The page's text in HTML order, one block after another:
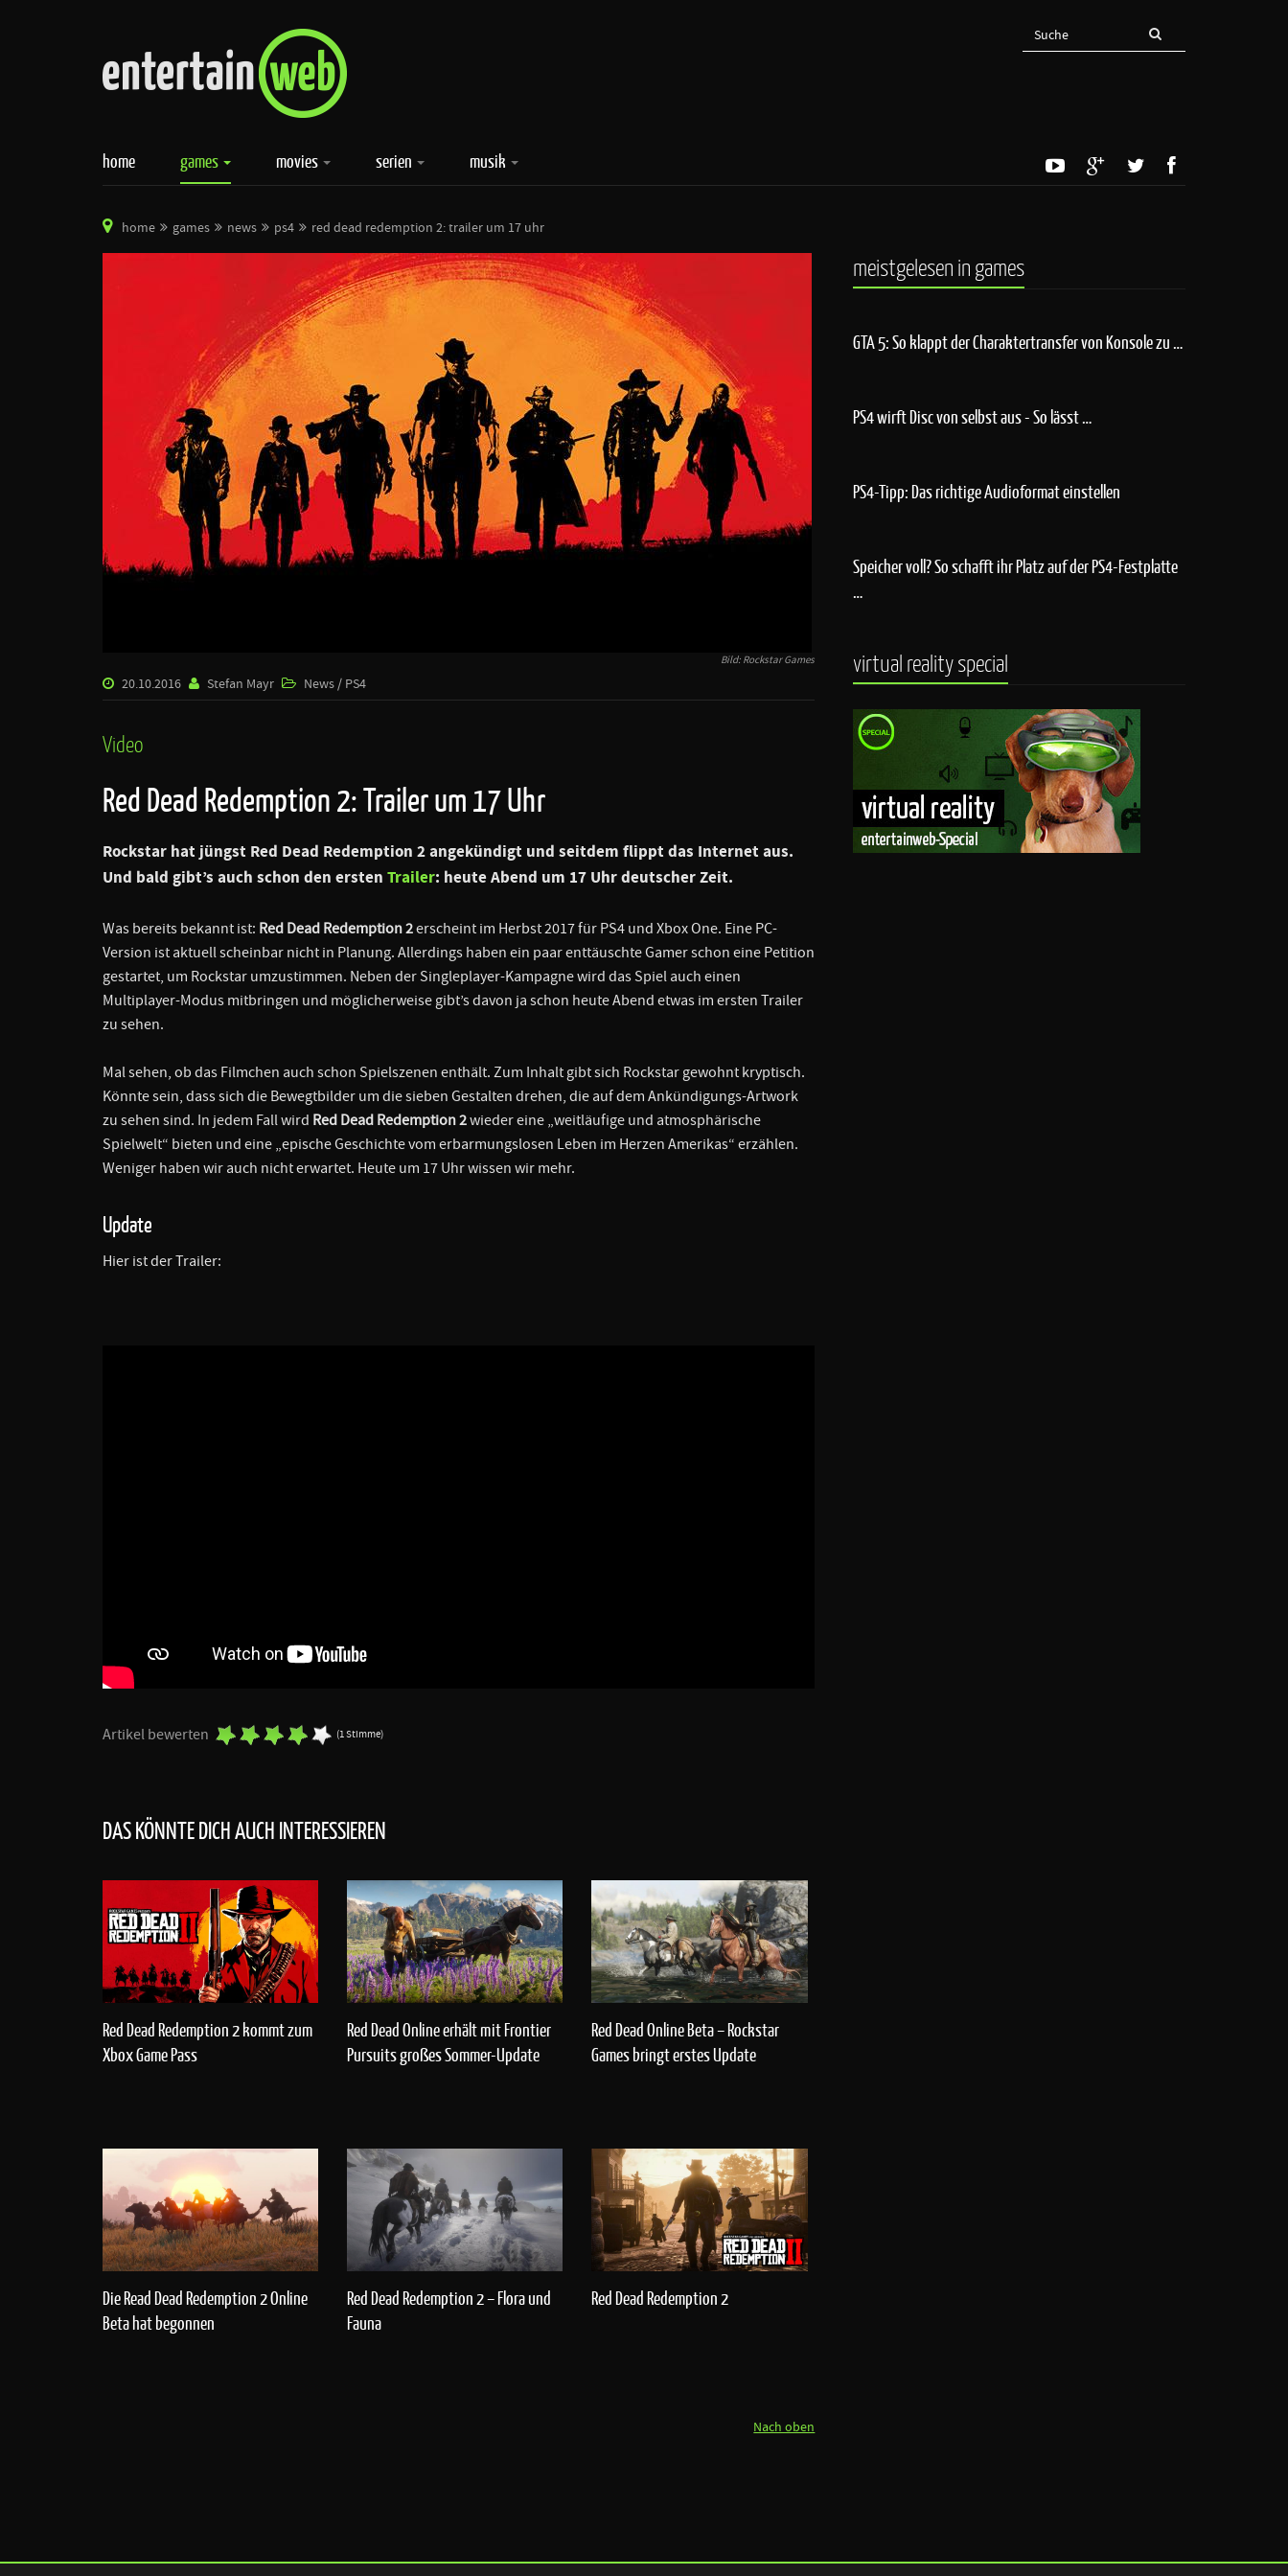
home games movies serien musik
home games news ps4 red dead redemption 2: trailer um 17 uhr
Bild: Rockstar Games
20.10.2016 Stefan Mayr News / PS4
Video
Red Dead Redemption 2: Trailer um 17 Uhr
Rockstar hat jüngst Red Dead Redemption 2 angekündigt und seitdem flippt das Internet aus.
Und bald gibt’s auch schon den ersten Trailer: heute Abend um 17 Uhr deutscher Zeit.
Was bereits bekannt ist: Red Dead Redemption 2erscheint im Herbst 2017 für PS4 und Xbox One. Eine PC-
Version ist aktuell scheinbar nicht in Planung. Allerdings haben ein paar enttäuschte Gamer schon eine Petition
gestartet, um Rockstar umzustimmen. Neben der Singleplayer-Kampagne wird das Spiel auch einen
Multiplayer-Modus mitbringen und möglicherweise gibt’s davon ja schon heute Abend etwas im ersten Trailer
zu sehen.
Mal sehen, ob das Filmchen auch schon Spielszenen enthält. Zum Inhalt gibt sich Rockstar gewohnt kryptisch.
Könnte sein, dass sich die Bewegtbilder um die sieben Gestalten drehen, die auf dem Ankündigungs-Artwork
zu sehen sind. In jedem Fall wird Red Dead Redemption 2wieder eine „weitläufige und atmosphärische
Spielwelt“ bieten und eine „epische Geschichte vom erbarmungslosen Leben im Herzen Amerikas“ erzählen.
Weniger haben wir auch nicht erwartet. Heute um 17 Uhr wissen wir mehr.
Update
Hier ist der Trailer:
Artikel bewerten (1 Stimme)
DAS KÖNNTE DICH AUCH INTERESSIEREN
Red Dead Redemption 2 kommt zum
Xbox Game Pass
Red Dead Online erhält mit Frontier
Pursuits großes Sommer-Update
Red Dead Online Beta – Rockstar
Games bringt erstes Update
Die Read Dead Redemption 2 Online
Beta hat begonnen
Red Dead Redemption 2 – Flora und
Fauna
Red Dead Redemption 2
Nach oben
meistgelesen in games
GTA 5: So klappt der Charaktertransfer von Konsole zu …
PS4 wirft Disc von selbst aus - So lässt …
PS4-Tipp: Das richtige Audioformat einstellen
Speicher voll? So schafft ihr Platz auf der PS4-Festplatte
…
virtual reality special